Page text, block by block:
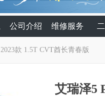
公司介绍 维修服务
2023款 1.5T CVT酋长青春版
艾瑞泽5